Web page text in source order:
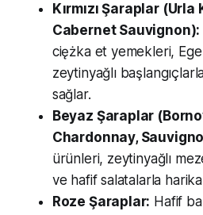
Kırmızı Şaraplar (Urla
Cabernet Sauvignon):
ciężka et yemekleri,
zeytinyağlı
sağlar.
Beyaz Şaraplar
Chardonnay,
ürünleri, zeytinyağlı
ve hafif salatalarla
Roze Şaraplar: Hafif